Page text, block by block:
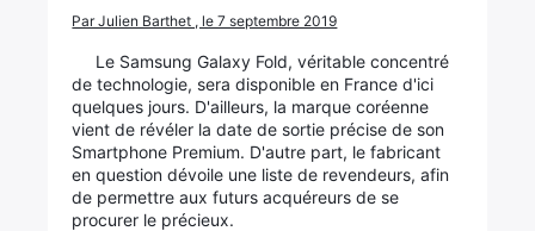
Par Julien Barthet , le 7 septembre 2019
Le Samsung Galaxy Fold, véritable concentré
de technologie, sera disponible en France d'ici
quelques jours. D'ailleurs, la marque coréenne
vient de révéler la date de sortie précise de son
Smartphone Premium. D'autre part, le fabricant
en question dévoile une liste de revendeurs, afin
de permettre aux futurs acquéreurs de se
procurer le précieux.